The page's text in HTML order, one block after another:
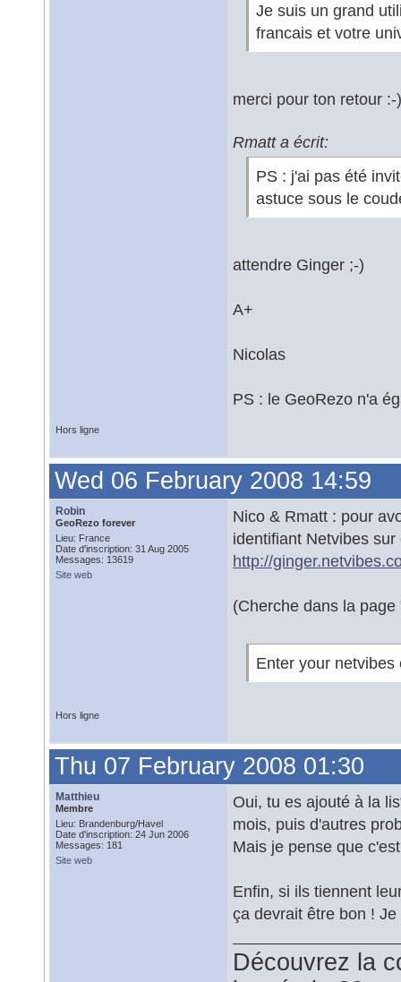
Je suis un grand
francais et votre
merci pour ton retour :-)
Rmatt a écrit:
PS : j'ai pas été
astuce sous le
attendre Ginger ;-)
A+
Nicolas
PS : le GeoRezo n'a
Hors ligne
Wed 06 February 2008 14:59
Robin
GeoRezo forever
Lieu: France
Date d'inscription: 31 Aug 2005
Messages: 13619
Site web
Nico & Rmatt : pour
identifiant Netvibes sur
http://
(Cherche dans la
Enter your
Hors ligne
Thu 07 February 2008 01:30
Matthieu
Membre
Lieu: Brandenburg/Havel
Date d'inscription: 24 Jun 2006
Messages: 181
Site web
Oui, tu es ajouté à la
mois, puis d'autres
Mais je pense que
Enfin, si ils tiennent
ça devrait être bon !
Découvrez la